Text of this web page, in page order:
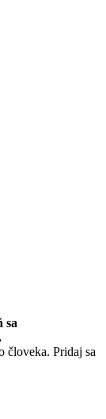
sa
človeka. Pridaj sa